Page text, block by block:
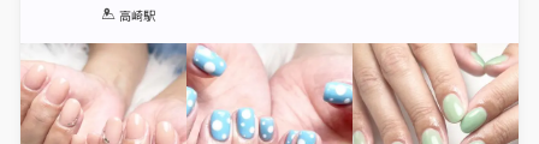
1 2 3
高崎駅